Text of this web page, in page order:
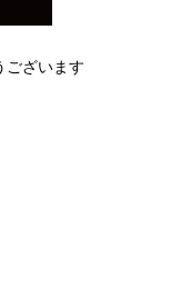
ございます